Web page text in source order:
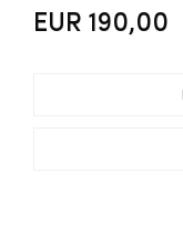
EUR 190,00